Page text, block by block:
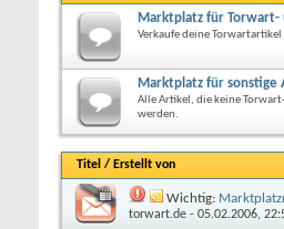
Marktplatz für Torwart-
Verkaufe deine
Marktplatz für sonstige
Alle Artikel, die keine
werden.
Titel / Erstellt von
Wichtig:
torwart.de - 05.02.2006,